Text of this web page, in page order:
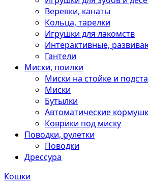
Веревки, канаты
Кольца, тарелки
Игрушки для лакомств
Интерактивные,
Гантели
Миски, поилки
Миски на стойке и
Миски
Бутылки
Автоматические
Коврики под миску
Поводки, рулетки
Поводки
Дрессура
Кошки